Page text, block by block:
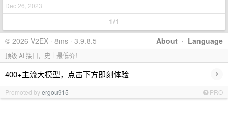
Dec 26, 2023
1/1
About · Language
© 2026 V2EX · 8ms · 3.9.8.5
顶级 AI 接口，史上最低价！
400+主流大模型，点击下方即刻体验 ›
Promoted byergou915 PRO